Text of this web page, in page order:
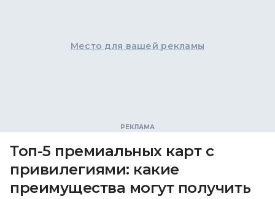
Место для вашей рекламы
Топ-5 премиальных карт с
привилегиями: какие
преимущества могут получить